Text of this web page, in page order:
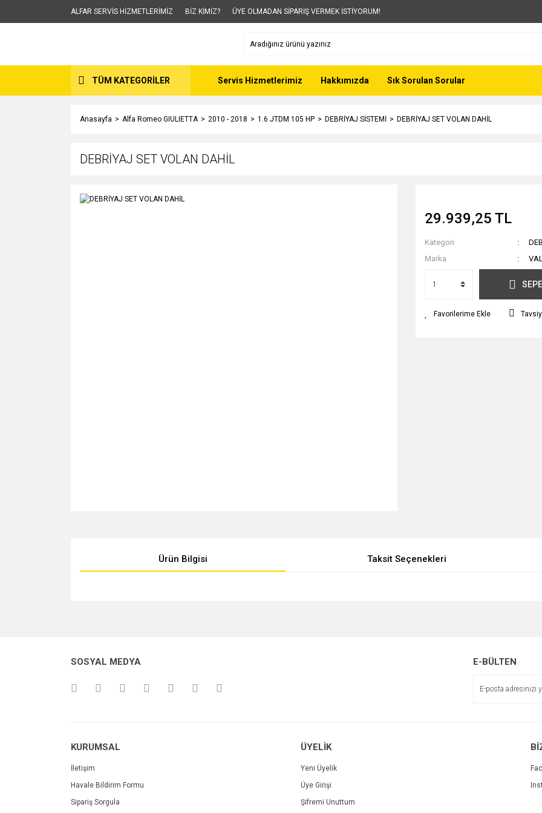
ALFAR SERVİS HİZMETLERİMİZ BİZ KİMİZ? ÜYE OLMADAN SİPARİŞ VERMEK İSTİYORUM!
TÜM KATEGORİLER Servis Hizmetlerimiz Hakkımızda Sık Sorulan Sorular
Anasayfa Alfa Romeo GIULIETTA 2010 - 2018 1.6 JTDM 105 HP DEBRİYAJ SİSTEMİ DEBRİYAJ SET VOLAN DAHİL
DEBRİYAJ SET VOLAN DAHİL
29.939,25 TL
Kategori
Marka
Ürün Bilgisi Taksit Seçenekleri
Ürün açıklamasında eksik bilgiler bulunuyor.
SOSYAL MEDYA E-BÜLTEN
KURUMSAL
İletişim
Havale Bildirim Formu
Sipariş Sorgula
ÜYELİK
Yeni Üyelik
Üye Girişi
Şifremi Unuttum